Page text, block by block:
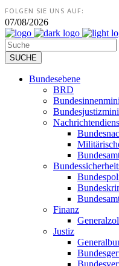
FOLGEN SIE UNS AUF:
07/08/2026
Bundesebene
BRD
Finanz
Justiz